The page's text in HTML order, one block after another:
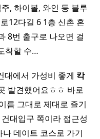
, 하이볼, 와인 등 블루
12다길 6 1층 신촌 혼
8번 출구로 나오면 걸
착할 수…
대에서 가성비 좋게 칵
발견했어요ㅎㅎ 바로
름 그대로 제대로 즐기
대입구 쪽이라 접근성
데이트 코스로 가기